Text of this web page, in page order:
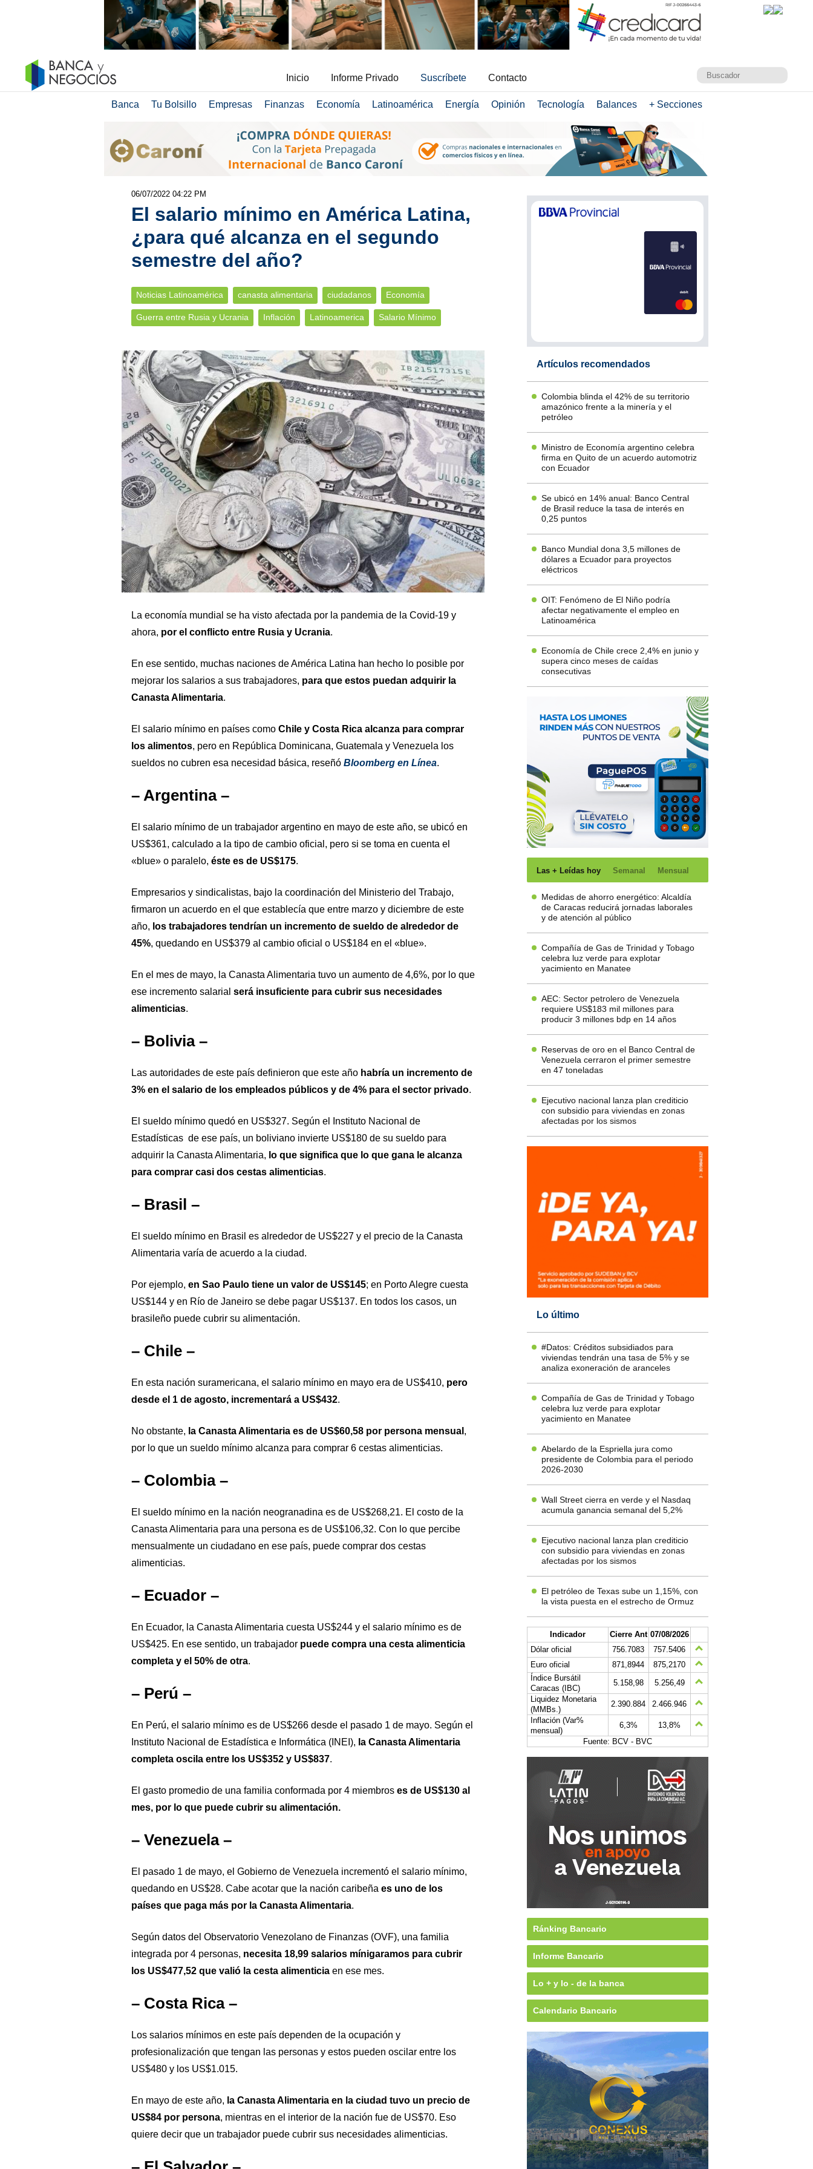
Inicio Informe Privado Suscríbete Contacto
Banca Tu Bolsillo Empresas Finanzas Economía Latinoamérica Energía Opinión Tecnología Balances + Secciones
06/07/2022 04:22 PM
El salario mínimo en América Latina,
¿para qué alcanza en el segundo
semestre del año?
Noticias Latinoamérica canasta alimentaria ciudadanos Economía
Guerra entre Rusia y Ucrania Inflación Latinoamerica Salario Mínimo
La economía mundial se ha visto afectada por la pandemia de la Covid-19 y
ahora, por el conflicto entre Rusia y Ucrania.
En ese sentido, muchas naciones de América Latina han hecho lo posible por
mejorar los salarios a sus trabajadores, para que estos puedan adquirir la
Canasta Alimentaria.
El salario mínimo en países como Chile y Costa Rica alcanza para comprar
los alimentos, pero en República Dominicana, Guatemala y Venezuela los
sueldos no cubren esa necesidad básica, reseñó Bloomberg en Línea.
– Argentina –
El salario mínimo de un trabajador argentino en mayo de este año, se ubicó en
US$361, calculado a la tipo de cambio oficial, pero si se toma en cuenta el
«blue» o paralelo, éste es de US$175.
Empresarios y sindicalistas, bajo la coordinación del Ministerio del Trabajo,
firmaron un acuerdo en el que establecía que entre marzo y diciembre de este
año, los trabajadores tendrían un incremento de sueldo de alrededor de
45%, quedando en US$379 al cambio oficial o US$184 en el «blue».
En el mes de mayo, la Canasta Alimentaria tuvo un aumento de 4,6%, por lo que
ese incremento salarial será insuficiente para cubrir sus necesidades
alimenticias.
– Bolivia –
Las autoridades de este país definieron que este año habría un incremento de
3% en el salario de los empleados públicos y de 4% para el sector privado.
El sueldo mínimo quedó en US$327. Según el Instituto Nacional de
Estadísticas de ese país, un boliviano invierte US$180 de su sueldo para
adquirir la Canasta Alimentaria, lo que significa que lo que gana le alcanza
para comprar casi dos cestas alimenticias.
– Brasil –
El sueldo mínimo en Brasil es alrededor de US$227 y el precio de la Canasta
Alimentaria varía de acuerdo a la ciudad.
Por ejemplo, en Sao Paulo tiene un valor de US$145; en Porto Alegre cuesta
US$144 y en Río de Janeiro se debe pagar US$137. En todos los casos, un
brasileño puede cubrir su alimentación.
– Chile –
En esta nación suramericana, el salario mínimo en mayo era de US$410, pero
desde el 1 de agosto, incrementará a US$432.
No obstante, la Canasta Alimentaria es de US$60,58 por persona mensual ,
por lo que un sueldo mínimo alcanza para comprar 6 cestas alimenticias.
– Colombia –
El sueldo mínimo en la nación neogranadina es de US$268,21. El costo de la
Canasta Alimentaria para una persona es de US$106,32. Con lo que percibe
mensualmente un ciudadano en ese país, puede comprar dos cestas
alimenticias.
– Ecuador –
En Ecuador, la Canasta Alimentaria cuesta US$244 y el salario mínimo es de
US$425. En ese sentido, un trabajadorpuede compra una cesta alimenticia
completa y el 50% de otra.
– Perú –
En Perú, el salario mínimo es de US$266 desde el pasado 1 de mayo. Según el
Instituto Nacional de Estadística e Informática (INEI), la Canasta Alimentaria
completa oscila entre los US$352 y US$837.
El gasto promedio de una familia conformada por 4 miembros es de US$130 al
mes, por lo que puede cubrir su alimentación.
– Venezuela –
El pasado 1 de mayo, el Gobierno de Venezuela incrementó el salario mínimo,
quedando en US$28. Cabe acotar que la nación caribeña es uno de los
países que paga más por la Canasta Alimentaria.
Según datos del Observatorio Venezolano de Finanzas (OVF), una familia
integrada por 4 personas, necesita 18,99 salarios mínigaramos para cubrir
los US$477,52 que valió la cesta alimenticiaen ese mes.
– Costa Rica –
Los salarios mínimos en este país dependen de la ocupación y
profesionalización que tengan las personas y estos pueden oscilar entre los
US$480 y los US$1.015.
En mayo de este año, la Canasta Alimentaria en la ciudad tuvo un precio de
US$84 por persona, mientras en el interior de la nación fue de US$70. Eso
quiere decir que un trabajador puede cubrir sus necesidades alimenticias.
Artículos recomendados
Colombia blinda el 42% de su territorio
amazónico frente a la minería y el
petróleo
Ministro de Economía argentino celebra
firma en Quito de un acuerdo automotriz
con Ecuador
Se ubicó en 14% anual: Banco Central
de Brasil reduce la tasa de interés en
0,25 puntos
Banco Mundial dona 3,5 millones de
dólares a Ecuador para proyectos
eléctricos
OIT: Fenómeno de El Niño podría
afectar negativamente el empleo en
Latinoamérica
Economía de Chile crece 2,4% en junio y
supera cinco meses de caídas
consecutivas
Las + Leídas hoy Semanal Mensual
Medidas de ahorro energético: Alcaldía
de Caracas reducirá jornadas laborales
y de atención al público
Compañía de Gas de Trinidad y Tobago
celebra luz verde para explotar
yacimiento en Manatee
AEC: Sector petrolero de Venezuela
requiere US$183 mil millones para
producir 3 millones bdp en 14 años
Reservas de oro en el Banco Central de
Venezuela cerraron el primer semestre
en 47 toneladas
Ejecutivo nacional lanza plan crediticio
con subsidio para viviendas en zonas
afectadas por los sismos
Lo último
#Datos: Créditos subsidiados para
viviendas tendrán una tasa de 5% y se
analiza exoneración de aranceles
Compañía de Gas de Trinidad y Tobago
celebra luz verde para explotar
yacimiento en Manatee
Abelardo de la Espriella jura como
presidente de Colombia para el periodo
2026-2030
Wall Street cierra en verde y el Nasdaq
acumula ganancia semanal del 5,2%
Ejecutivo nacional lanza plan crediticio
con subsidio para viviendas en zonas
afectadas por los sismos
El petróleo de Texas sube un 1,15%, con
la vista puesta en el estrecho de Ormuz
Indicador Cierre Ant 07/08/2026
Dólar oficial
756.7083
757.5406
Euro oficial
871,8944
875,2170
Índice Bursátil
Caracas (IBC)
5.158,98
5.256,49
Liquidez Monetaria
(MMBs.)
2.390.884
2.466.946
Inflación (Var%
mensual)
6,3%
13,8%
Fuente: BCV - BVC
Ránking Bancario
Informe Bancario
Lo + y lo - de la banca
Calendario Bancario